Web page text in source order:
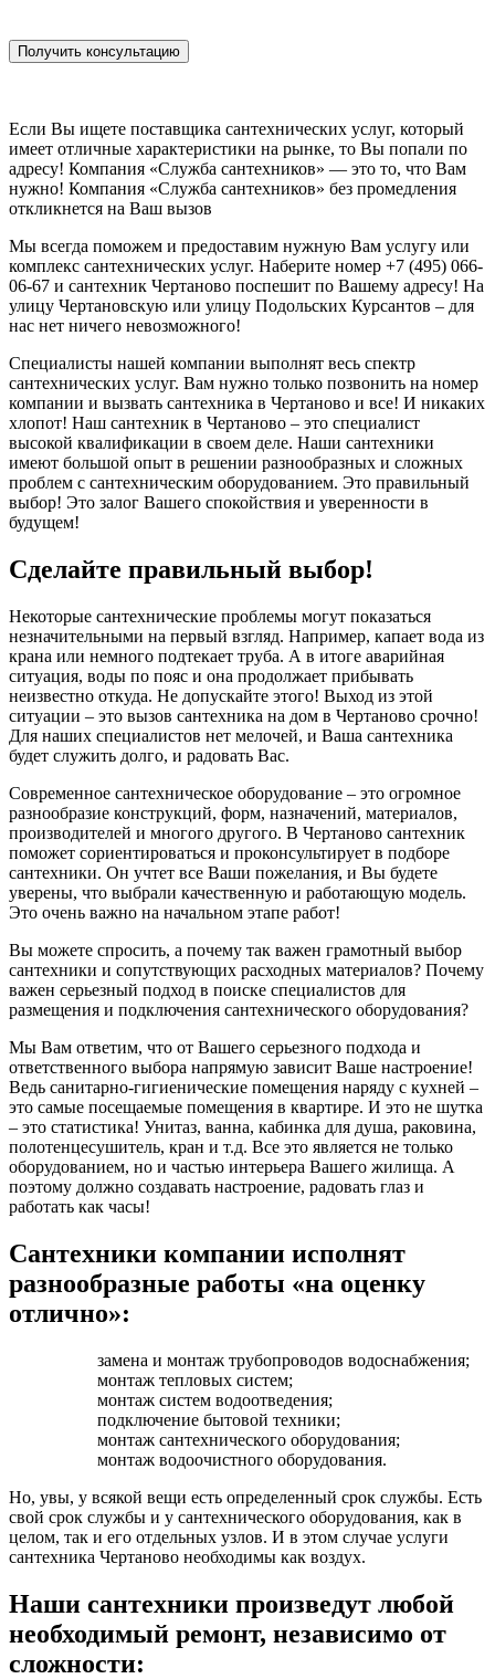
Если Вы ищете поставщика сантехнических услуг, который
имеет отличные характеристики на рынке, то Вы попали по
адресу! Компания «Служба сантехников» — это то, что Вам
нужно! Компания «Служба сантехников» без промедления
откликнется на Ваш вызов
Мы всегда поможем и предоставим нужную Вам услугу или
комплекс сантехнических услуг. Наберите номер +7 (495) 066-
06-67 и сантехник Чертаново поспешит по Вашему адресу! На
улицу Чертановскую или улицу Подольских Курсантов – для
нас нет ничего невозможного!
Специалисты нашей компании выполнят весь спектр
сантехнических услуг. Вам нужно только позвонить на номер
компании и вызвать сантехника в Чертаново и все! И никаких
хлопот! Наш сантехник в Чертаново – это специалист
высокой квалификации в своем деле. Наши сантехники
имеют большой опыт в решении разнообразных и сложных
проблем с сантехническим оборудованием. Это правильный
выбор! Это залог Вашего спокойствия и уверенности в
будущем!
Сделайте правильный выбор!
Некоторые сантехнические проблемы могут показаться
незначительными на первый взгляд. Например, капает вода из
крана или немного подтекает труба. А в итоге аварийная
ситуация, воды по пояс и она продолжает прибывать
неизвестно откуда. Не допускайте этого! Выход из этой
ситуации – это вызов сантехника на дом в Чертаново срочно!
Для наших специалистов нет мелочей, и Ваша сантехника
будет служить долго, и радовать Вас.
Современное сантехническое оборудование – это огромное
разнообразие конструкций, форм, назначений, материалов,
производителей и многого другого. В Чертаново сантехник
поможет сориентироваться и проконсультирует в подборе
сантехники. Он учтет все Ваши пожелания, и Вы будете
уверены, что выбрали качественную и работающую модель.
Это очень важно на начальном этапе работ!
Вы можете спросить, а почему так важен грамотный выбор
сантехники и сопутствующих расходных материалов? Почему
важен серьезный подход в поиске специалистов для
размещения и подключения сантехнического оборудования?
Мы Вам ответим, что от Вашего серьезного подхода и
ответственного выбора напрямую зависит Ваше настроение!
Ведь санитарно-гигиенические помещения наряду с кухней –
это самые посещаемые помещения в квартире. И это не шутка
– это статистика! Унитаз, ванна, кабинка для душа, раковина,
полотенцесушитель, кран и т.д. Все это является не только
оборудованием, но и частью интерьера Вашего жилища. А
поэтому должно создавать настроение, радовать глаз и
работать как часы!
Сантехники компании исполнят
разнообразные работы «на оценку
отлично»:
замена и монтаж трубопроводов водоснабжения;
монтаж тепловых систем;
монтаж систем водоотведения;
подключение бытовой техники;
монтаж сантехнического оборудования;
монтаж водоочистного оборудования.
Но, увы, у всякой вещи есть определенный срок службы. Есть
свой срок службы и у сантехнического оборудования, как в
целом, так и его отдельных узлов. И в этом случае услуги
сантехника Чертаново необходимы как воздух.
Наши сантехники произведут любой
необходимый ремонт, независимо от
сложности: